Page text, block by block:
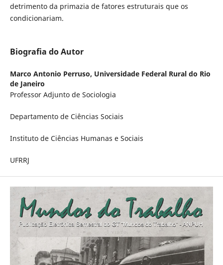
detrimento da primazia de fatores estruturais que os
condicionariam.
Biografia do Autor
Marco Antonio Perruso, Universidade Federal Rural do Rio
de Janeiro
Professor Adjunto de Sociologia
Departamento de Ciências Sociais
Instituto de Ciências Humanas e Sociais
UFRRJ